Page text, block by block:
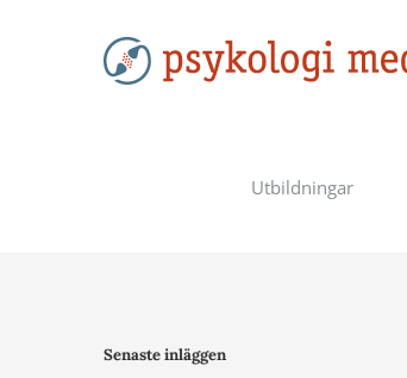
Utbildningar
Senaste inläggen